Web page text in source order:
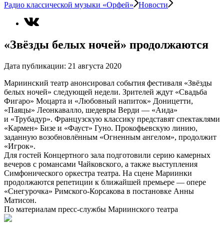
Радио классической музыки «Орфей» Новости
«Звёзды белых ночей» продолжаются
Дата публикации: 21 августа 2020
Мариинский театр анонсировал события фестиваля «Звёзды
белых ночей» следующей недели. Зрителей ждут «Свадьба
Фигаро» Моцарта и «Любовный напиток» Доницетти,
«Паяцы» Леонкавалло, шедевры Верди — «Аида»
и «Трубадур». Французскую классику представят спектаклями
«Кармен» Бизе и «Фауст» Гуно. Прокофьевскую линию,
заданную возобновлённым «Огненным ангелом», продолжит
«Игрок».
Для гостей Концертного зала подготовили серию камерных
вечеров с романсами Чайковского, а также выступления
Симфонического оркестра театра. На сцене Мариинки
продолжаются репетиции к ближайшей премьере — опере
«Снегурочка» Римского-Корсакова в постановке Анны
Матисон.
По материалам пресс-службы Мариинского театра